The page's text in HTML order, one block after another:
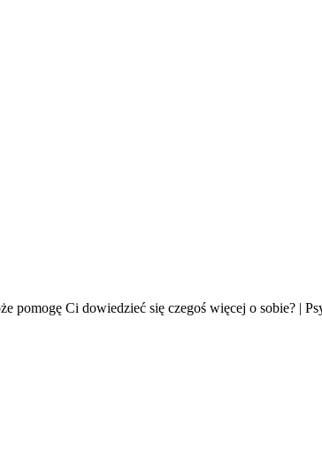
pomogę Ci dowiedzieć się czegoś więcej o sobie? |